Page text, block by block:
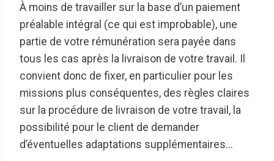
À moins de travailler sur la base d’un paiement
préalable intégral (ce qui est improbable), une
partie de votre rémunération sera payée dans
tous les cas après la livraison de votre travail. Il
convient donc de fixer, en particulier pour les
missions plus conséquentes, des règles claires
sur la procédure de livraison de votre travail, la
possibilité pour le client de demander
d’éventuelles adaptations supplémentaires...